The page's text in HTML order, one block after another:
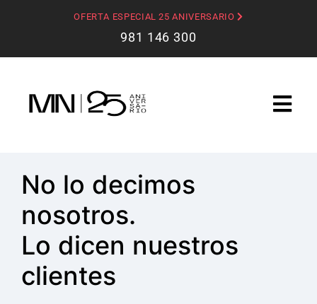
OFERTA ESPECIAL 25 ANIVERSARIO
981 146 300
No lo decimos
nosotros.
Lo dicen nuestros
clientes